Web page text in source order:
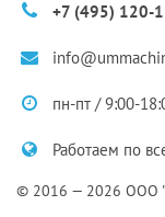
+7 (495) 120-
пн-пт / 9:00-
Работаем по
© 2016 — 2026 ООО